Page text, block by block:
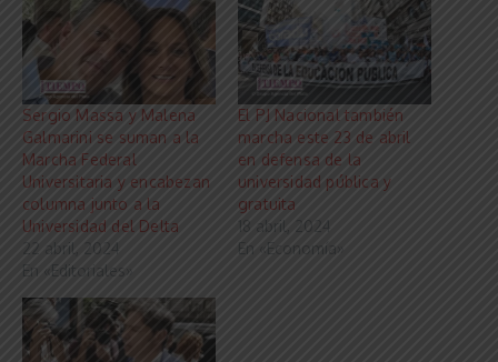
Sergio Massa y Malena
Galmarini se suman a la
Marcha Federal
Universitaria y encabezan
columna junto a la
Universidad del Delta
22 abril, 2024
En «Editoriales»
El PJ Nacional también
marcha este 23 de abril
en defensa de la
universidad pública y
gratuita
18 abril, 2024
En «Economía»